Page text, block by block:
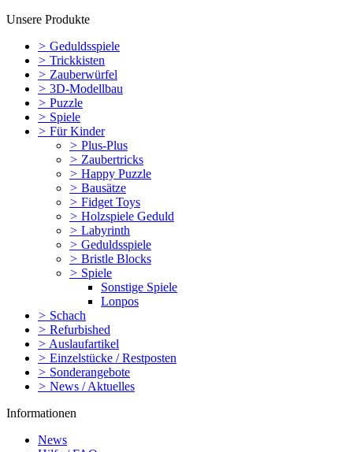
Unsere Produkte
> Geduldsspiele
> Trickkisten
> Zauberwürfel
> 3D-Modellbau
> Puzzle
> Spiele
> Für Kinder
> Plus-Plus
> Zaubertricks
> Happy Puzzle
> Bausätze
> Fidget Toys
> Holzspiele Geduld
> Labyrinth
> Geduldsspiele
> Bristle Blocks
> Spiele
Sonstige Spiele
Lonpos
> Schach
> Refurbished
> Auslaufartikel
> Einzelstücke / Restposten
> Sonderangebote
> News / Aktuelles
Informationen
News